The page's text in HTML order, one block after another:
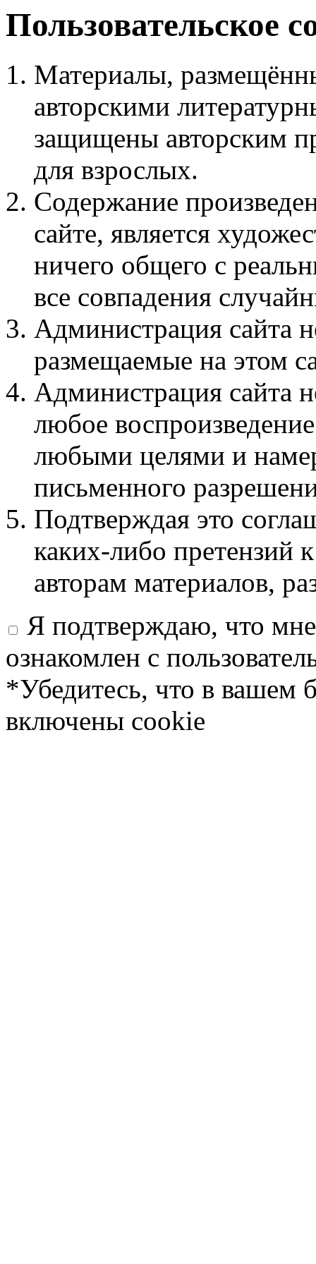
Пользовательское
Материалы,
авторскими
защищены авторским
для взрослых.
Содержание
сайте, является
ничего общего с
все совпадения
Администрация сайта
размещаемые на этом
Администрация сайта
любое
любыми целями и
письменного
Подтверждая это
каких-либо претензий
авторам материалов,
Я подтверждаю, что
ознакомлен с
*Убедитесь, что в вашем
включены cookie